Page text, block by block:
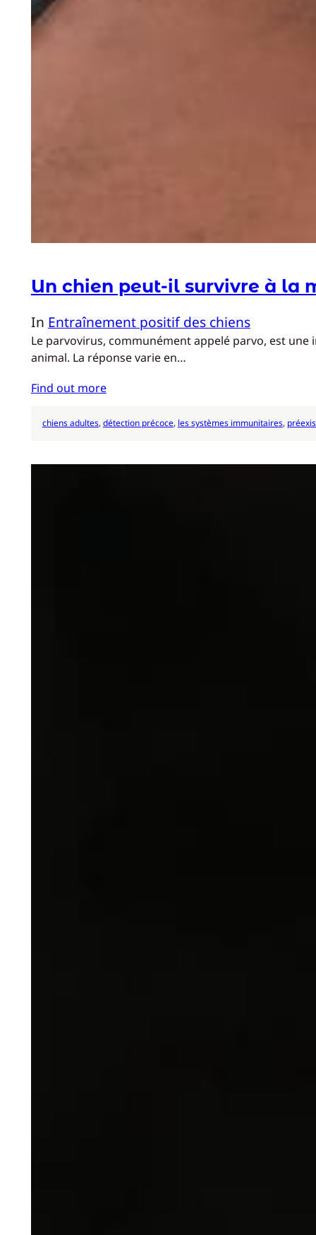
Un chien peut-il survivre à la
In Entraînement positif des chiens
Le parvovirus, communément appelé parvo, est
animal. La réponse varie en…
Find out more
chiens adultes, détection précoce, les systèmes immunitaires,